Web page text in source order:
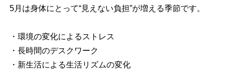
5月は身体にとって“見えない負担”が増える季節です。
・環境の変化によるストレス
・長時間のデスクワーク
・新生活による生活リズムの変化